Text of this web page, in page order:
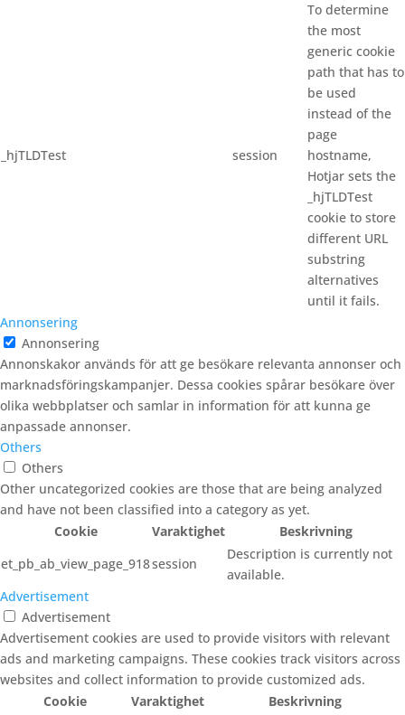
_hjTLDTest session
To determine
the most
generic cookie
path that has to
be used
instead of the
page
hostname,
Hotjar sets the
_hjTLDTest
cookie to store
different URL
substring
alternatives
until it fails.
Annonsering
Annonsering
Annonskakor används för att ge besökare relevanta annonser och
marknadsföringskampanjer. Dessa cookies spårar besökare över
olika webbplatser och samlar in information för att kunna ge
anpassade annonser.
Others
Others
Other uncategorized cookies are those that are being analyzed
and have not been classified into a category as yet.
Cookie
Varaktighet
Beskrivning
et_pb_ab_view_page_918session
Description is currently not
available.
Advertisement
Advertisement
Advertisement cookies are used to provide visitors with relevant
ads and marketing campaigns. These cookies track visitors across
websites and collect information to provide customized ads.
Cookie
Varaktighet Beskrivning